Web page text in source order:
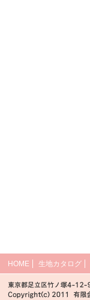
HOME 生地カタログ